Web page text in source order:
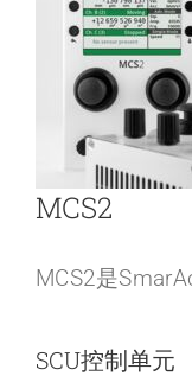
MCS2
MCS2是
SCU控制单元